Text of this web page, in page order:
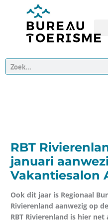
Zoeken
RBT
januari
Vakantiesalon
Ook dit jaar is Regionaal
Rivierenland aanwezig op
RBT Rivierenland is hier